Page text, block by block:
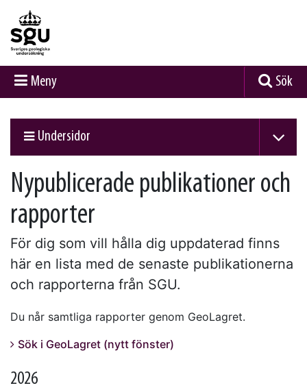
Meny Sök
Undersidor
Nypublicerade publikationer och
rapporter
För dig som vill hålla dig uppdaterad finns
här en lista med de senaste publikationerna
och rapporterna från SGU.
Du når samtliga rapporter genom GeoLagret.
Sök i GeoLagret (nytt fönster)
2026